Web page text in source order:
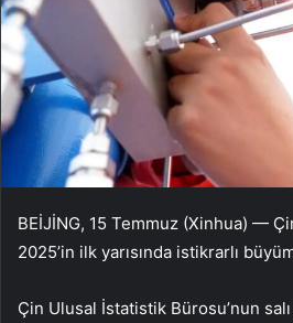
BEİJİNG, 15 Temmuz (Xinhua) —
2025’in ilk yarısında istikrarlı
Çin Ulusal İstatistik Bürosu’nun salı